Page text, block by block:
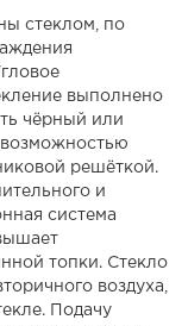
стеклом, по
выполнено
чёрный или
возможностью
решёткой.
и
система
топки. Стекло
воздуха,
Подачу